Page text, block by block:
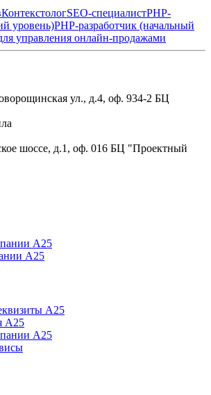
КонтекстологSEO-специалистPHP-
уровень)PHP-разработчик (начальный
управления онлайн-продажами
ул., д.4, оф. 934-2 БЦ
шоссе, д.1, оф. 016 БЦ "Проектный
А25
А25
А25